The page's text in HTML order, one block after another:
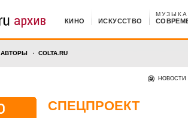
КИНО ИСКУССТВО
МУЗЫКА
АВТОРЫ COLTA.RU
НОВОСТИ
СПЕЦПРОЕКТ